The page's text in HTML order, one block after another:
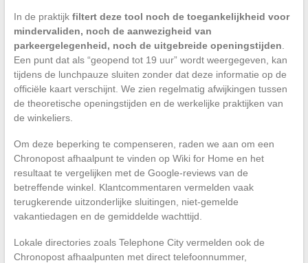
In de praktijk filtert deze tool noch de toegankelijkheid voor
mindervaliden, noch de aanwezigheid van
parkeergelegenheid, noch de uitgebreide openingstijden
Een punt dat als “geopend tot 19 uur” wordt weergegeven, kan
tijdens de lunchpauze sluiten zonder dat deze informatie op de
officiële kaart verschijnt. We zien regelmatig afwijkingen tussen
de theoretische openingstijden en de werkelijke praktijken van
de winkeliers.
Om deze beperking te compenseren, raden we aan om een
Chronopost afhaalpunt te vinden op Wiki for Home en het
resultaat te vergelijken met de Google-reviews van de
betreffende winkel. Klantcommentaren vermelden vaak
terugkerende uitzonderlijke sluitingen, niet-gemelde
vakantiedagen en de gemiddelde wachttijd.
Lokale directories zoals Telephone City vermelden ook de
Chronopost afhaalpunten met direct telefoonnummer,